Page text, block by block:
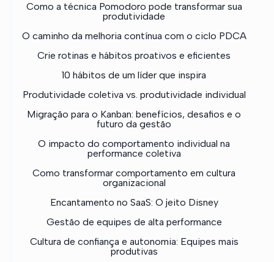
Como a técnica Pomodoro pode transformar sua
produtividade
O caminho da melhoria contínua com o ciclo PDCA
Crie rotinas e hábitos proativos e eficientes
10 hábitos de um líder que inspira
Produtividade coletiva vs. produtividade individual
Migração para o Kanban: benefícios, desafios e o
futuro da gestão
O impacto do comportamento individual na
performance coletiva
Como transformar comportamento em cultura
organizacional
Encantamento no SaaS: O jeito Disney
Gestão de equipes de alta performance
Cultura de confiança e autonomia: Equipes mais
produtivas